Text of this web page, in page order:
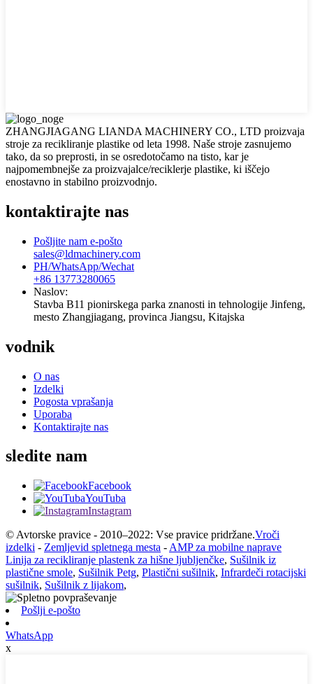
ZHANGJIAGANG LIANDA MACHINERY CO., LTD proizvaja
stroje za recikliranje plastike od leta 1998. Naše stroje zasnujemo
tako, da so preprosti, in se osredotočamo na tisto, kar je
najpomembnejše za proizvajalce/reciklerje plastike, ki iščejo
enostavno in stabilno proizvodnjo.
kontaktirajte nas
Pošljite nam e-pošto
sales@ldmachinery.com
PH/WhatsApp/Wechat
+86 13773280065
Naslov:
Stavba B11 pionirskega parka znanosti in tehnologije Jinfeng,
mesto Zhangjiagang, provinca Jiangsu, Kitajska
vodnik
O nas
Izdelki
Pogosta vprašanja
Uporaba
Kontaktirajte nas
sledite nam
Facebook
YouTuba
Instagram
© Avtorske pravice - 2010–2022: Vse pravice pridržane.Vroči
izdelki - Zemljevid spletnega mesta - AMP za mobilne naprave
Linija za recikliranje plastenk za hišne ljubljenčke, Sušilnik iz
plastične smole, Sušilnik Petg, Plastični sušilnik, Infrardeči rotacijski
sušilnik, Sušilnik z lijakom,
Pošlji e-pošto
WhatsApp
x